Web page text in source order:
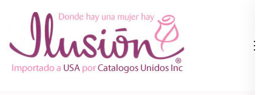
content
(Press
Ropa Interior